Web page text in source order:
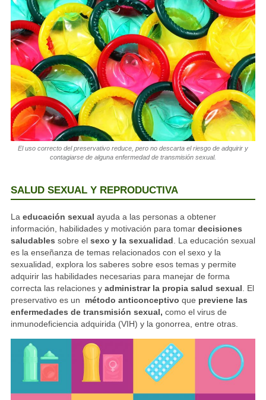
El uso correcto del preservativo reduce, pero no descarta el riesgo de adquirir y
contagiarse de alguna enfermedad de transmisión sexual.
SALUD SEXUAL Y REPRODUCTIVA
La educación sexual ayuda a las personas a obtener
información, habilidades y motivación para tomar decisiones
saludables sobre el sexo y la sexualidad. La educación sexual
es la enseñanza de temas relacionados con el sexo y la
sexualidad, explora los saberes sobre esos temas y permite
adquirir las habilidades necesarias para manejar de forma
correcta las relaciones y administrar la propia salud sexual. El
preservativo es un método anticonceptivo que previene las
enfermedades de transmisión sexual, como el virus de
inmunodeficiencia adquirida (VIH) y la gonorrea, entre otras.